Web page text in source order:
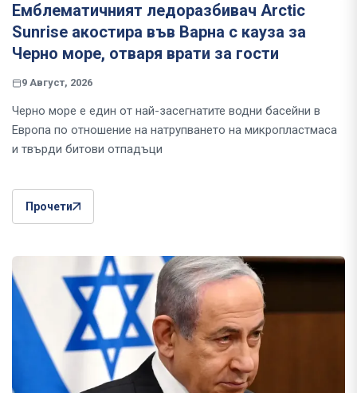
Емблематичният ледоразбивач Arctic
Sunrise акостира във Варна с кауза за
Черно море, отваря врати за гости
9 Август, 2026
Черно море е един от най-засегнатите водни басейни в
Европа по отношение на натрупването на микропластмаса
и твърди битови отпадъци
Прочети